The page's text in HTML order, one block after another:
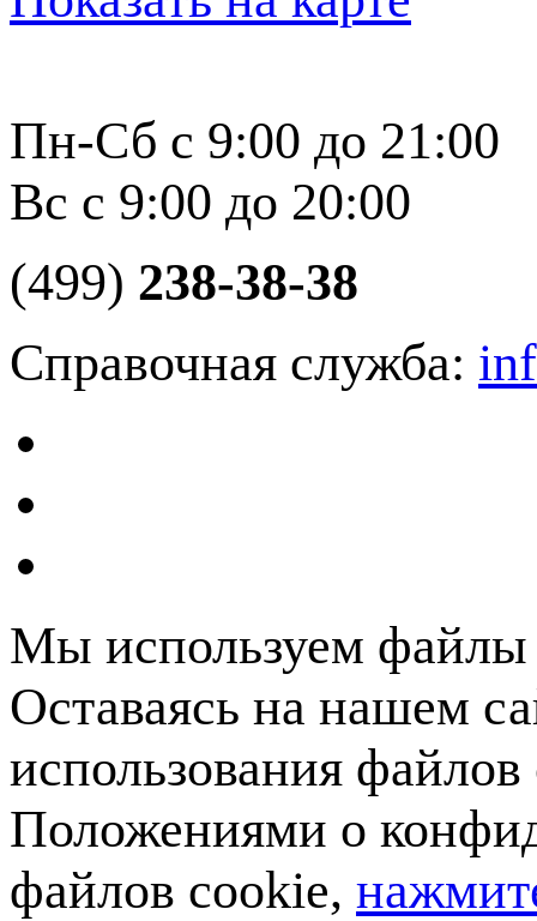
Пн-Сб с 9:00 до 21:00
Вс с 9:00 до 20:00
(499) 238-38-38
Справочная служба:
Мы используем файлы
Оставаясь на нашем
использования
Положениями о
файлов cookie,